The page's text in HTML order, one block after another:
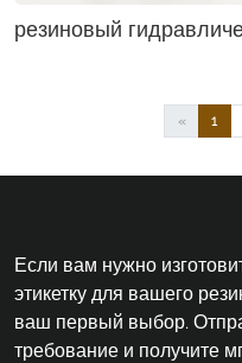
« 1
Если вам нужно
этикетку для вашего
ваш первый выбор.
требование и получите